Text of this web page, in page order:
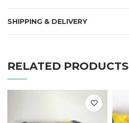
SHIPPING & DELIVERY
RELATED PRODUCTS